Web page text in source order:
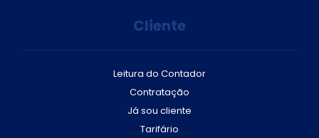
Cliente
Leitura do Contador
Contratação
Já sou cliente
Tarifário